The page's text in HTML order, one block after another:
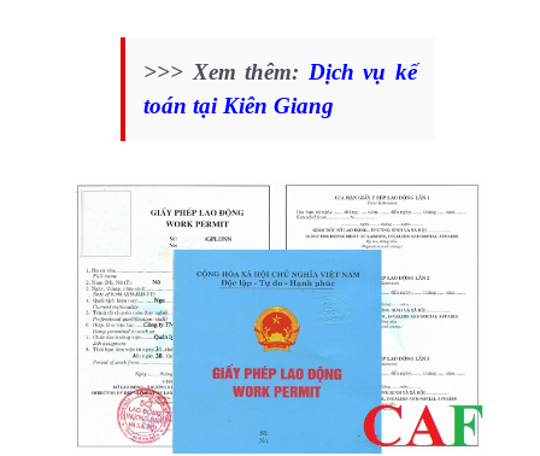
>>> Xem thêm: Dịch vụ kế
toán tại Kiên Giang